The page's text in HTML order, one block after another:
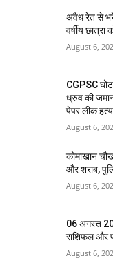
अवैध रेत से
वर्षीय
August 6,
CGPSC
ध्रुव की
पेपर लीक
August 6,
कोमाखान
और शराब,
August 6,
06 अगस्त
राशिफल और
August 6,